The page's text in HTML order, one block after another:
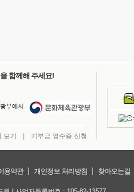
을 함께해 주세요!
부에서
보기 기부금 영수증 신청
용약관 개인정보 처리방침 찾아오는길